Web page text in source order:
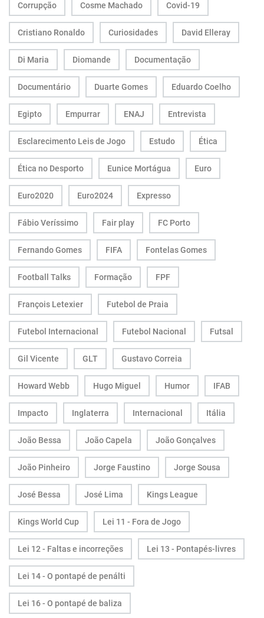
Corrupção Cosme Machado Covid-19
Cristiano Ronaldo Curiosidades David Elleray
Di Maria Diomande Documentação
Documentário Duarte Gomes Eduardo Coelho
Egipto Empurrar ENAJ Entrevista
Esclarecimento Leis de Jogo Estudo Ética
Ética no Desporto Eunice Mortágua Euro
Euro2020 Euro2024 Expresso
Fábio Veríssimo Fair play FC Porto
Fernando Gomes FIFA Fontelas Gomes
Football Talks Formação FPF
François Letexier Futebol de Praia
Futebol Internacional Futebol Nacional Futsal
Gil Vicente GLT Gustavo Correia
Howard Webb Hugo Miguel Humor IFAB
Impacto Inglaterra Internacional Itália
João Bessa João Capela João Gonçalves
João Pinheiro Jorge Faustino Jorge Sousa
José Bessa José Lima Kings League
Kings World Cup Lei 11 - Fora de Jogo
Lei 12 - Faltas e incorreções Lei 13 - Pontapés-livres
Lei 14 - O pontapé de penálti
Lei 16 - O pontapé de baliza